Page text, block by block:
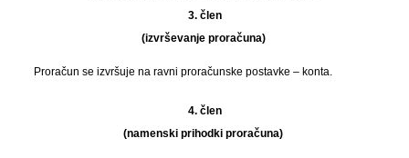
3. člen
(izvrševanje proračuna)
Proračun se izvršuje na ravni proračunske postavke – konta.
4. člen
(namenski prihodki proračuna)